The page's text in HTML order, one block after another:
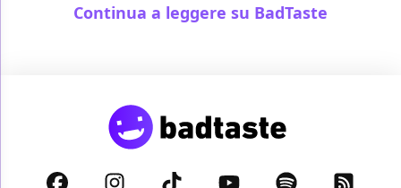
Continua a leggere su BadTaste